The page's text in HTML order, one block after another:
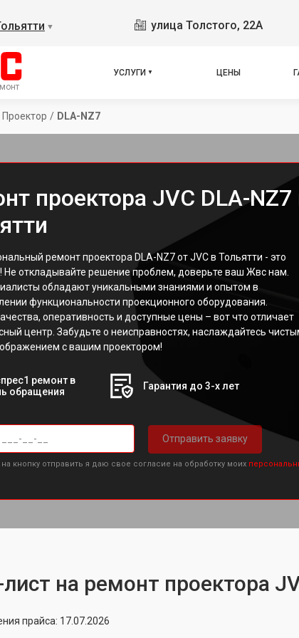
▼ улица Толстого, 22А
УСЛУГИ ЦЕНЫ
Проектор / DLA-NZ7
проектора JVC DLA-NZ7
ремонт проектора DLA-NZ7 от JVC в Тольятти - это
Не откладывайте решение проблем, доверьте ваш Жвс нам.
обладают уникальными знаниями и опытом в
функциональности проекционного оборудования.
оперативность и доступные цены – вот что отличает
центр. Забудьте о неисправностях, наслаждайтесь
с вашим проектором!
ремонт в
обращения
Гарантия до 3-х лет
Отправить заявку
кнопку отправить я даю свое согласие на обработку моих
на ремонт проектора
прайса: 17.07.2026